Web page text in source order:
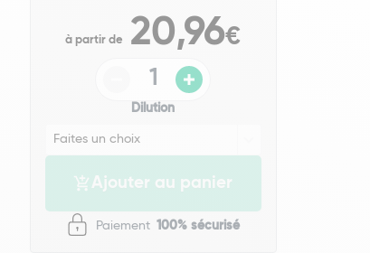
à partir de 20,96€
Dilution
Ajouter au panier
Paiement 100% sécurisé